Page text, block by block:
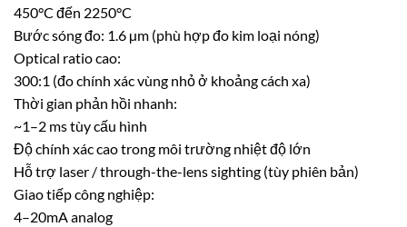
450°C đến 2250°C
Bước sóng đo: 1.6 µm (phù hợp đo kim loại nóng)
Optical ratio cao:
300:1 (đo chính xác vùng nhỏ ở khoảng cách xa)
Thời gian phản hồi nhanh:
~1–2 ms tùy cấu hình
Độ chính xác cao trong môi trường nhiệt độ lớn
Hỗ trợ laser / through-the-lens sighting (tùy phiên bản)
Giao tiếp công nghiệp:
4–20mA analog